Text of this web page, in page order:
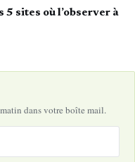
sites où l’observer à
dans votre boîte mail.